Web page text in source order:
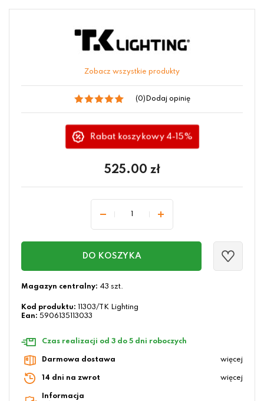
Zobacz wszystkie produkty
(0) Dodaj opinię
Rabat koszykowy 4-15%
525.00 zł
DO KOSZYKA
Magazyn centralny: 43 szt.
Kod produktu:
11303/TK Lighting
Ean: 5906135113033
Czas realizacji od 3 do 5 dni roboczych
Darmowa dostawa więcej
14 dni na zwrot więcej
Informacja